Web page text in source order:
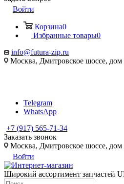
Войти
Корзина0
Избранные товары0
info@futura-zip.ru
Москва, Дмитровское шоссе, дом
Telegram
WhatsApp
+7 (917) 565-71-34
Заказать звонок
Москва, Дмитровское шоссе, дом
Войти
Широкий ассортимент запчастей